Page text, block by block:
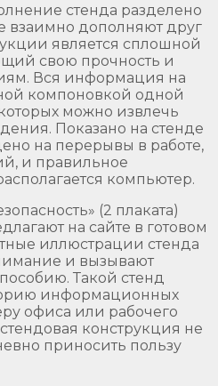
стенда разделено
взаимно дополняют друг
является сплошной
свою прочность и
Вся информация на
компоновкой одной
можно извлечь
Показано на стенде
на перерывы в работе,
и правильное
компьютер.
(2 плаката)
на сайте в готовом
иллюстрации стенда
и вызывают
Такой стенд
информационных
офиса или рабочего
конструкция не
приносить пользу